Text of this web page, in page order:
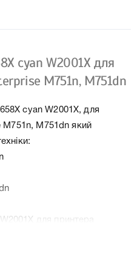
cyan W2001X для
M751n, M751dn
cyan W2001X, для
M751dn який
для принтера